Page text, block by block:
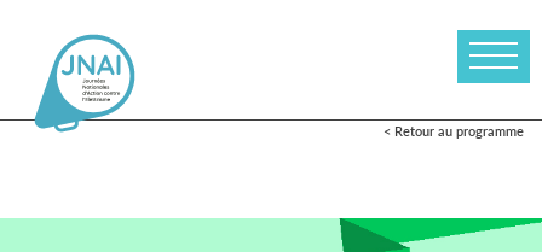
< Retour au programme